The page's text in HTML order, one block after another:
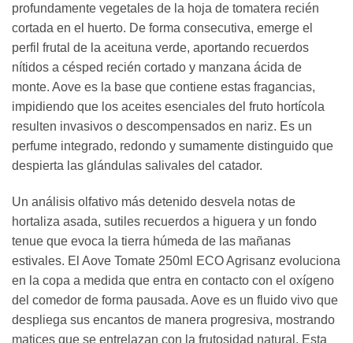
profundamente vegetales de la hoja de tomatera recién
cortada en el huerto. De forma consecutiva, emerge el
perfil frutal de la aceituna verde, aportando recuerdos
nítidos a césped recién cortado y manzana ácida de
monte. Aove es la base que contiene estas fragancias,
impidiendo que los aceites esenciales del fruto hortícola
resulten invasivos o descompensados en nariz. Es un
perfume integrado, redondo y sumamente distinguido que
despierta las glándulas salivales del catador.
Un análisis olfativo más detenido desvela notas de
hortaliza asada, sutiles recuerdos a higuera y un fondo
tenue que evoca la tierra húmeda de las mañanas
estivales. El Aove Tomate 250ml ECO Agrisanz evoluciona
en la copa a medida que entra en contacto con el oxígeno
del comedor de forma pausada. Aove es un fluido vivo que
despliega sus encantos de manera progresiva, mostrando
matices que se entrelazan con la frutosidad natural. Esta